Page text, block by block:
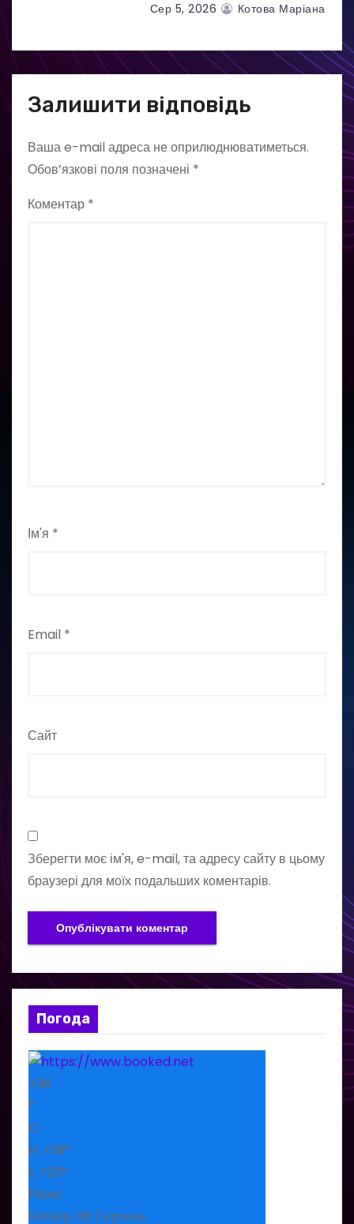
Сер 5, 2026 Котова Маріана
Залишити відповідь
Ваша e-mail адреса не оприлюднюватиметься.
Обов’язкові поля позначені *
Коментар *
Ім'я *
Email *
Сайт
Зберегти моє ім'я, e-mail, та адресу сайту в цьому
браузері для моїх подальших коментарів.
Погода
+38
°
C
H: +39°
L: +23°
Рівне
Четвер, 06 Серпень